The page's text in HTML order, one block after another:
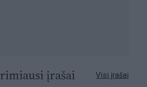
įrašai Visi įrašai